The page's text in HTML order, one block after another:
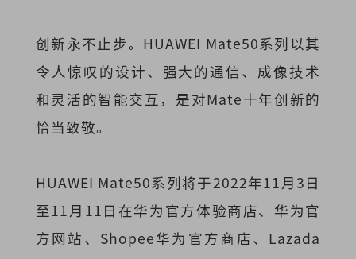
创新永不止步。HUAWEI Mate50系列以其
令人惊叹的设计、强大的通信、成像技术
和灵活的智能交互，是对Mate十年创新的
恰当致敬。
HUAWEI Mate50系列将于2022年11月3日
至11月11日在华为官方体验商店、华为官
方网站、Shopee华为官方商店、Lazada